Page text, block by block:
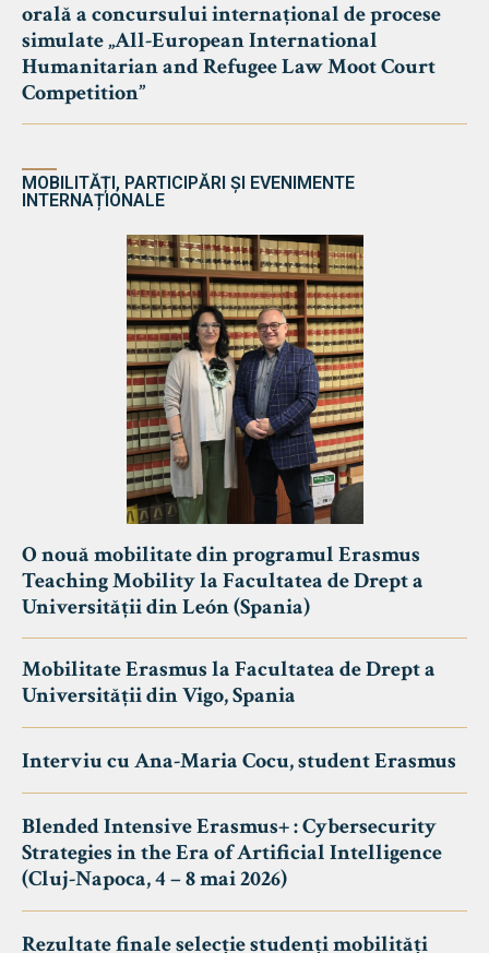
orală a concursului internațional de procese
simulate „All-European International
Humanitarian and Refugee Law Moot Court
Competition”
MOBILITĂȚI, PARTICIPĂRI ȘI EVENIMENTE
INTERNAȚIONALE
O nouă mobilitate din programul Erasmus
Teaching Mobility la Facultatea de Drept a
Universității din León (Spania)
Mobilitate Erasmus la Facultatea de Drept a
Universității din Vigo, Spania
Interviu cu Ana-Maria Cocu, student Erasmus
Blended Intensive Erasmus+ : Cybersecurity
Strategies in the Era of Artificial Intelligence
(Cluj-Napoca, 4 – 8 mai 2026)
Rezultate finale selecție studenți mobilități